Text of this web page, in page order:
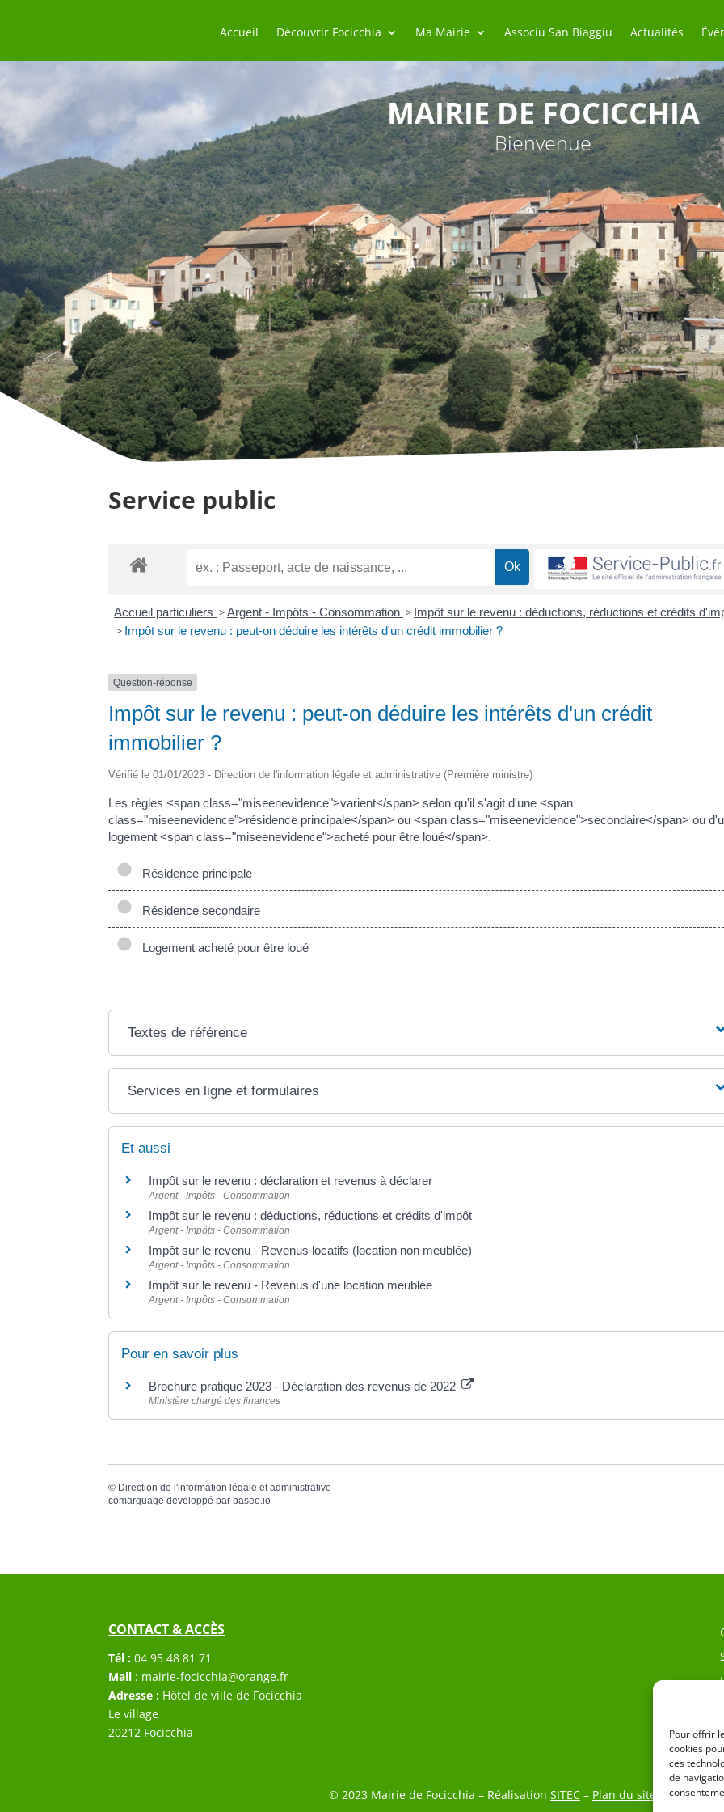
Pour offrir
cookies
ces
de
Accueil Découvrir Focicchia Ma Mairie Associu San Biaggiu Actualités
MAIRIE DE FOCICCHIA
Bienvenue
Service public
Accueil particuliers >Argent - Impôts - Consommation > Impôt sur le revenu : déductions, réductions et crédits
> Impôt sur le revenu : peut-on déduire les intérêts d'un crédit immobilier ?
Question-réponse
Impôt sur le revenu : peut-on déduire les intérêts d'un crédit
immobilier ?
Vérifié le 01/01/2023 - Direction de l'information légale et administrative (Première ministre)
Les règles <span class="miseenevidence">varient</span> selon qu'il s'agit d'une <span
class="miseenevidence">résidence principale</span> ou <span class="miseenevidence">secondaire</span> ou
logement <span class="miseenevidence">acheté pour être loué</span>.
Résidence principale
Résidence secondaire
Logement acheté pour être loué
Textes de référence
Services en ligne et formulaires
Et aussi
Impôt sur le revenu : déclaration et revenus à déclarer
Argent - Impôts - Consommation
Impôt sur le revenu : déductions, réductions et crédits d'impôt
Argent - Impôts - Consommation
Impôt sur le revenu - Revenus locatifs (location non meublée)
Argent - Impôts - Consommation
Impôt sur le revenu - Revenus d'une location meublée
Argent - Impôts - Consommation
Pour en savoir plus
Brochure pratique 2023 - Déclaration des revenus de 2022
Ministère chargé des finances
© Direction de l'information légale et administrative
comarquage developpé par baseo.io
CONTACT & ACCÈS
Tél : 04 95 48 81 71
Mail : mairie-focicchia@orange.fr
Adresse : Hôtel de ville de Focicchia
Le village
20212 Focicchia
© 2023 Mairie de Focicchia – Réalisation SITEC – Plan du site Mention